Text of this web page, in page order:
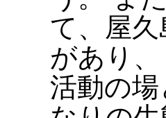
て、屋
があり
活動の